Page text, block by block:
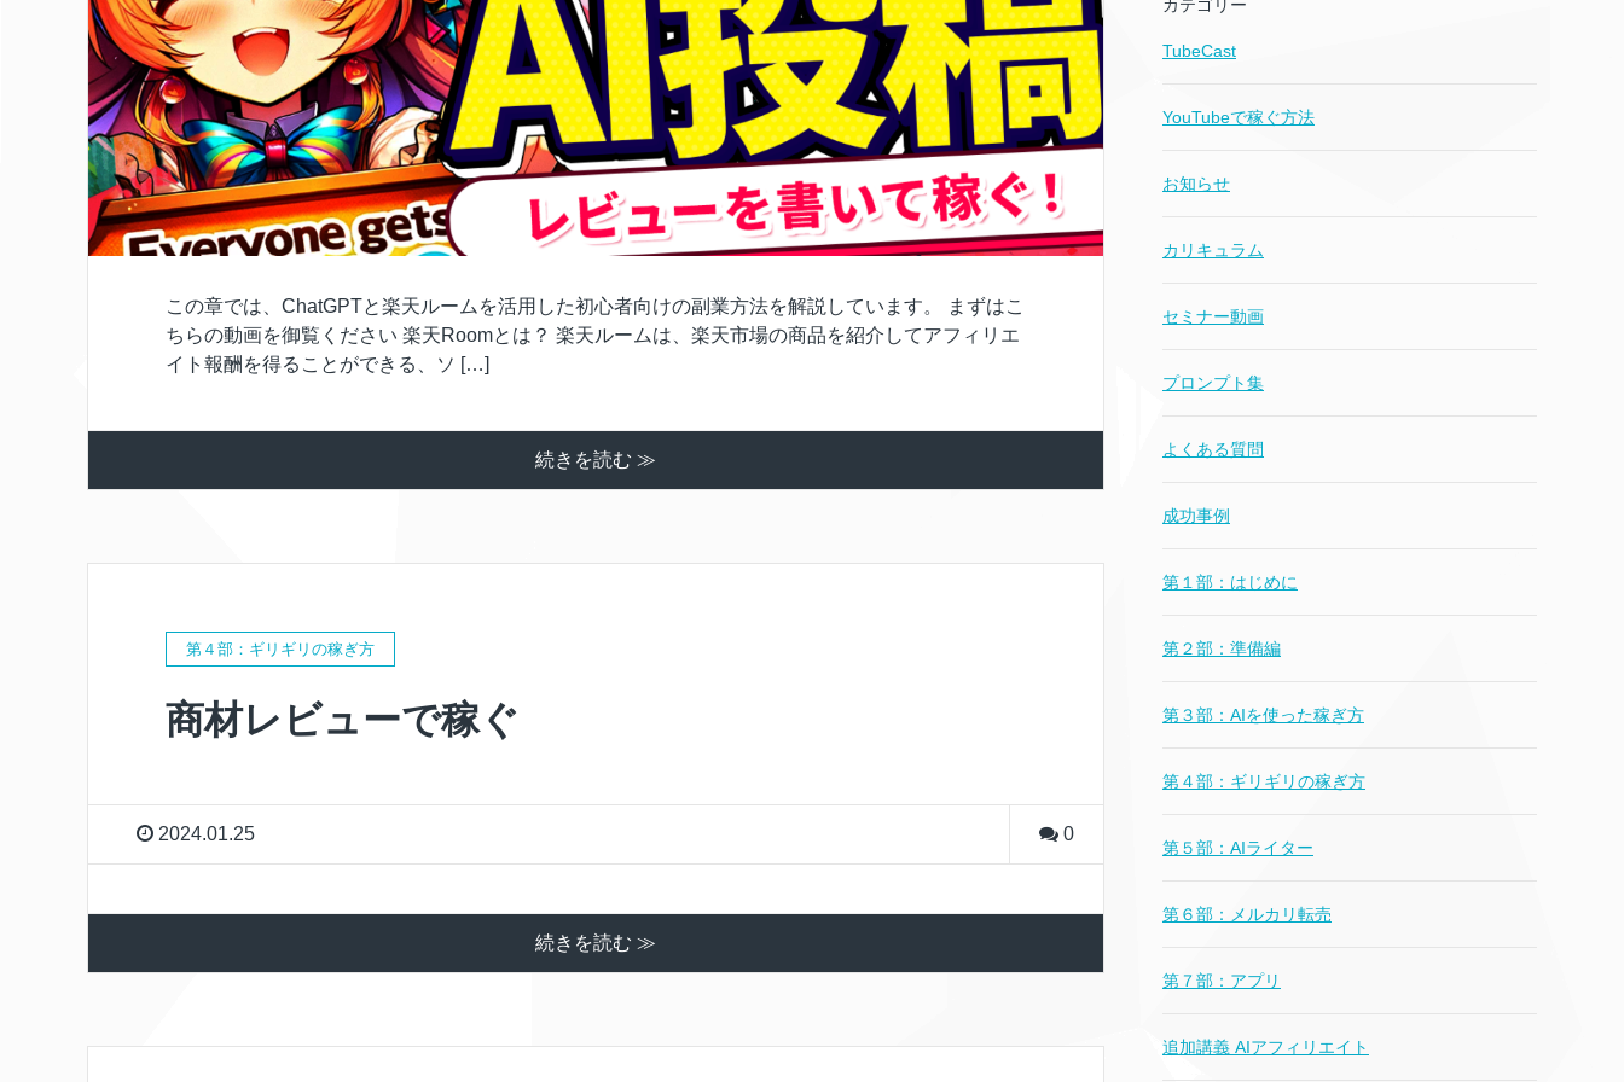
この章では、ChatGPTと楽天ルームを活用した初心者向けの副業方法を解説しています。 まずはこ
ちらの動画を御覧ください 楽天Roomとは？ 楽天ルームは、楽天市場の商品を紹介してアフィリエ
イト報酬を得ることができる、ソ […]
続きを読む ≫
第４部：ギリギリの稼ぎ方
商材レビューで稼ぐ
2024.01.25 0
続きを読む ≫
カテゴリー
TubeCast
YouTubeで稼ぐ方法
お知らせ
カリキュラム
セミナー動画
プロンプト集
よくある質問
成功事例
第１部：はじめに
第２部：準備編
第３部：AIを使った稼ぎ方
第４部：ギリギリの稼ぎ方
第５部：AIライター
第６部：メルカリ転売
第７部：アプリ
追加講義 AIアフィリエイト